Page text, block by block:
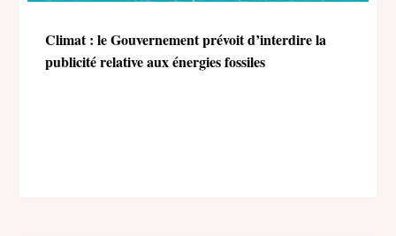
Climat : le Gouvernement prévoit d’interdire la
publicité relative aux énergies fossiles